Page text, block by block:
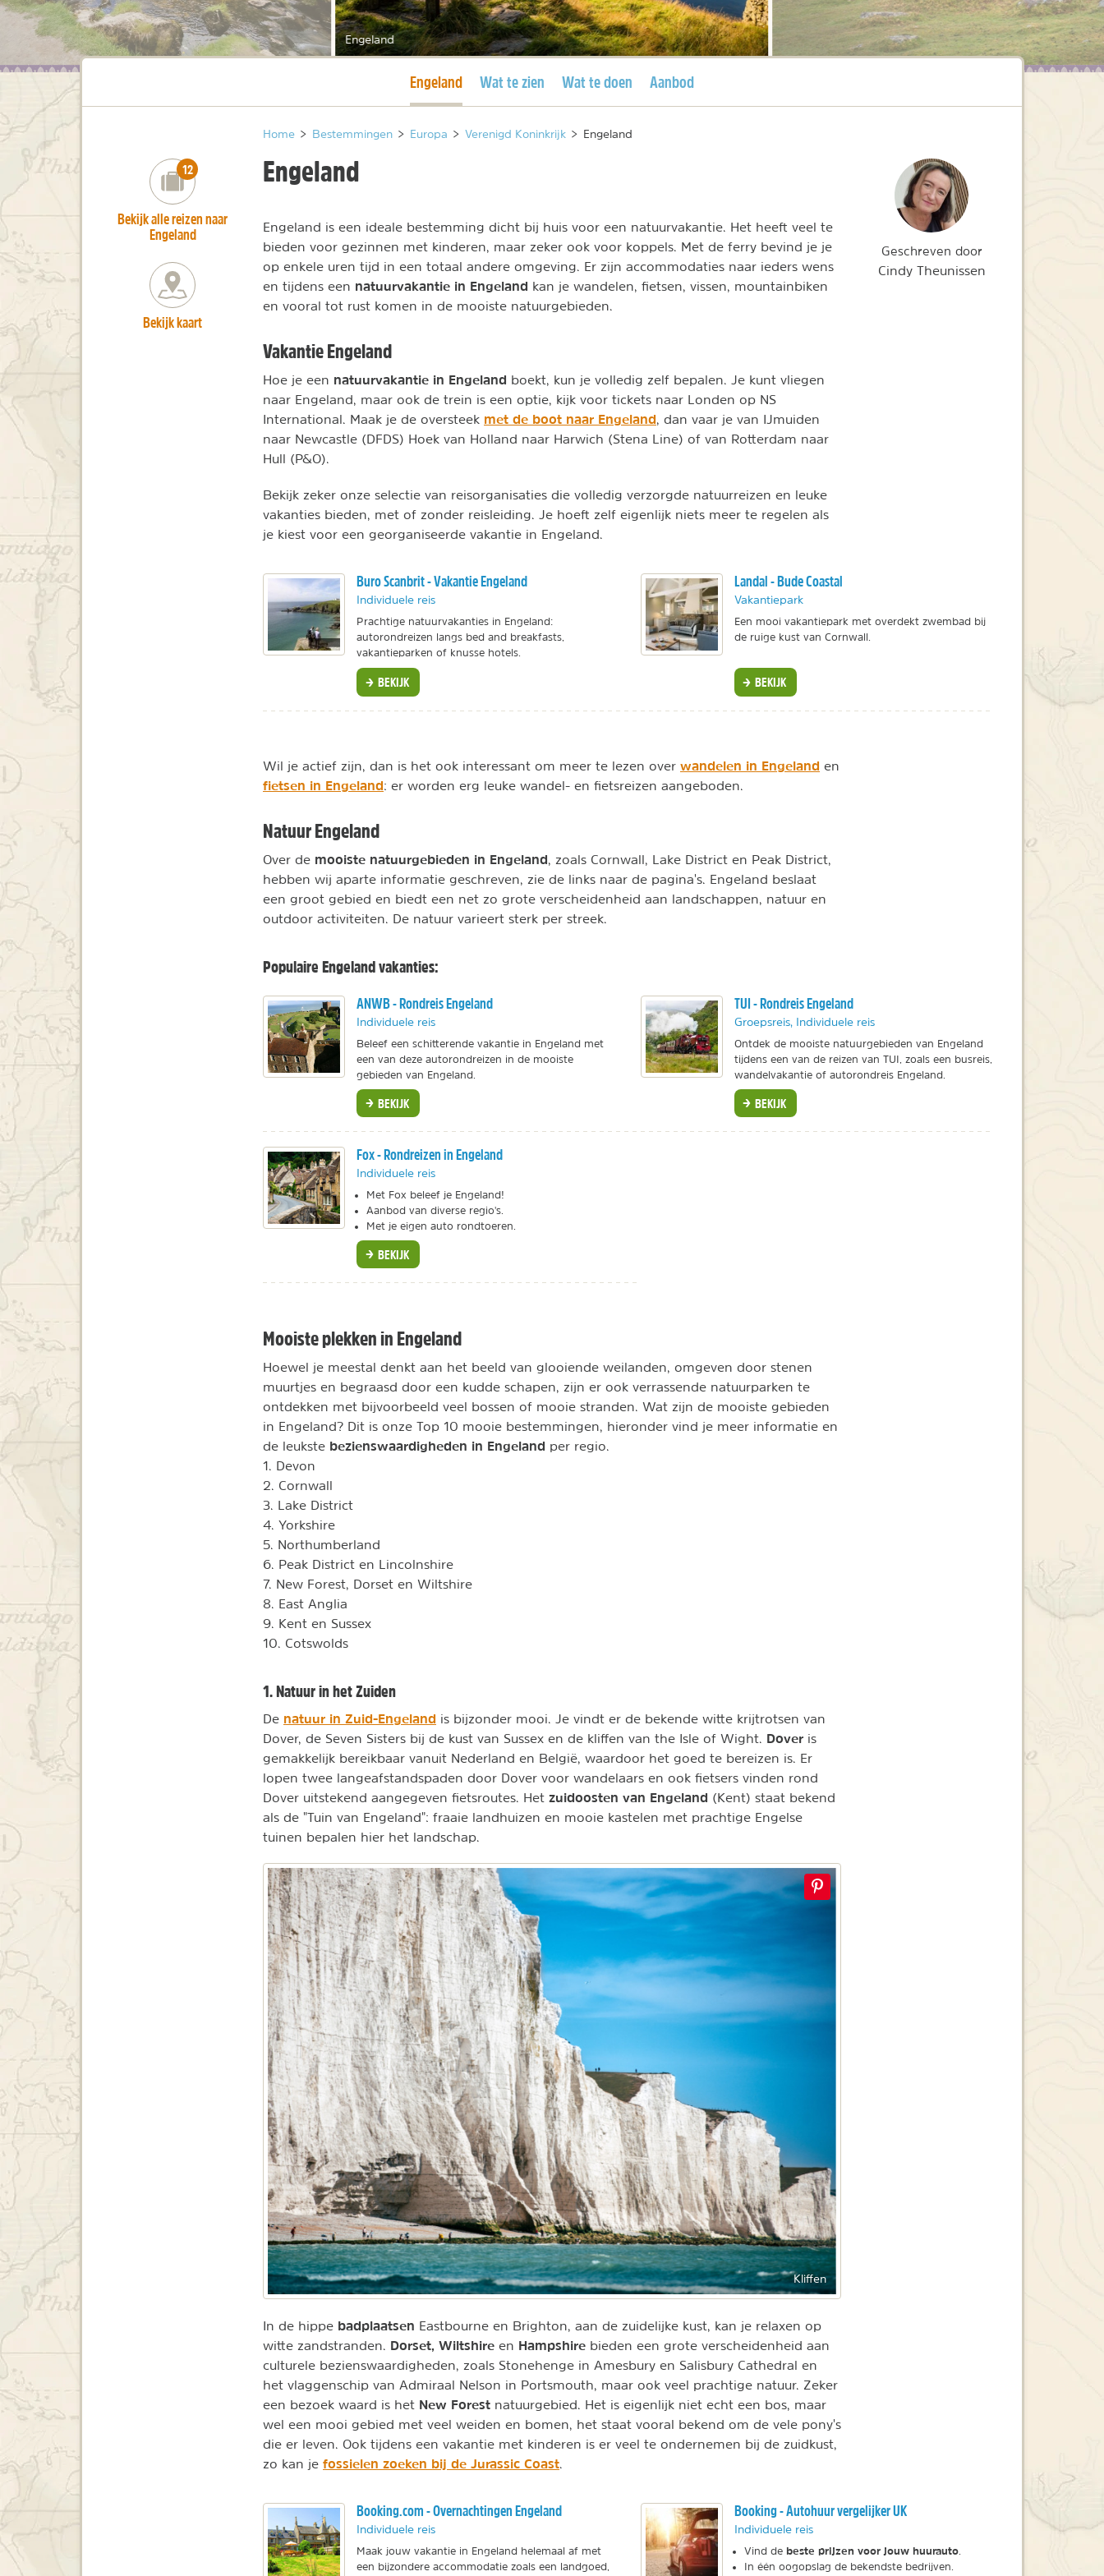
Engeland
Huidige pagina
Engeland Wat te zien Wat te doen Aanbod
Home > Bestemmingen > Europa > Verenigd Koninkrijk > Engeland
Engeland
Engeland is een ideale bestemming dicht bij huis voor een natuurvakantie. Het heeft veel te
bieden voor gezinnen met kinderen, maar zeker ook voor koppels. Met de ferry bevind je je
op enkele uren tijd in een totaal andere omgeving. Er zijn accommodaties naar ieders wens
en tijdens een natuurvakantie in Engeland kan je wandelen, fietsen, vissen, mountainbiken
en vooral tot rust komen in de mooiste natuurgebieden.
Vakantie Engeland
Hoe je een natuurvakantie in Engeland boekt, kun je volledig zelf bepalen. Je kunt vliegen
naar Engeland, maar ook de trein is een optie, kijk voor tickets naar Londen op NS
International. Maak je de oversteek met de boot naar Engeland, dan vaar je van IJmuiden
naar Newcastle (DFDS) Hoek van Holland naar Harwich (Stena Line) of van Rotterdam naar
Hull (P&O).
Bekijk zeker onze selectie van reisorganisaties die volledig verzorgde natuurreizen en leuke
vakanties bieden, met of zonder reisleiding. Je hoeft zelf eigenlijk niets meer te regelen als
je kiest voor een georganiseerde vakantie in Engeland.
Buro Scanbrit - Vakantie Engeland
Individuele reis
Prachtige natuurvakanties in Engeland:
autorondreizen langs bed and breakfasts,
vakantieparken of knusse hotels.
BEKIJK
Landal - Bude Coastal
Vakantiepark
Een mooi vakantiepark met overdekt zwembad bij
de ruige kust van Cornwall.
BEKIJK
Wil je actief zijn, dan is het ook interessant om meer te lezen over wandelen in Engeland en
fietsen in Engeland: er worden erg leuke wandel- en fietsreizen aangeboden.
Natuur Engeland
Over de mooiste natuurgebieden in Engeland , zoals Cornwall, Lake District en Peak District,
hebben wij aparte informatie geschreven, zie de links naar de pagina's. Engeland beslaat
een groot gebied en biedt een net zo grote verscheidenheid aan landschappen, natuur en
outdoor activiteiten. De natuur varieert sterk per streek.
Populaire Engeland vakanties:
ANWB - Rondreis Engeland
Individuele reis
Beleef een schitterende vakantie in Engeland met
een van deze autorondreizen in de mooiste
gebieden van Engeland.
BEKIJK
TUI - Rondreis Engeland
Groepsreis, Individuele reis
Ontdek de mooiste natuurgebieden van Engeland
tijdens een van de reizen van TUI, zoals een busreis,
wandelvakantie of autorondreis Engeland.
BEKIJK
Fox - Rondreizen in Engeland
Individuele reis
Met Fox beleef je Engeland!
Aanbod van diverse regio's.
Met je eigen auto rondtoeren.
BEKIJK
Mooiste plekken in Engeland
Hoewel je meestal denkt aan het beeld van glooiende weilanden, omgeven door stenen
muurtjes en begraasd door een kudde schapen, zijn er ook verrassende natuurparken te
ontdekken met bijvoorbeeld veel bossen of mooie stranden. Wat zijn de mooiste gebieden
in Engeland? Dit is onze Top 10 mooie bestemmingen, hieronder vind je meer informatie en
de leukste bezienswaardigheden in Engeland per regio.
1. Devon
2. Cornwall
3. Lake District
4. Yorkshire
5. Northumberland
6. Peak District en Lincolnshire
7. New Forest, Dorset en Wiltshire
8. East Anglia
9. Kent en Sussex
10. Cotswolds
1. Natuur in het Zuiden
De natuur in Zuid-Engeland is bijzonder mooi. Je vindt er de bekende witte krijtrotsen van
Dover, de Seven Sisters bij de kust van Sussex en de kliffen van the Isle of Wight. Dover is
gemakkelijk bereikbaar vanuit Nederland en België, waardoor het goed te bereizen is. Er
lopen twee langeafstandspaden door Dover voor wandelaars en ook fietsers vinden rond
Dover uitstekend aangegeven fietsroutes. Het zuidoosten van Engeland (Kent) staat bekend
als de "Tuin van Engeland": fraaie landhuizen en mooie kastelen met prachtige Engelse
tuinen bepalen hier het landschap.
Kliffen
In de hippe badplaatsen Eastbourne en Brighton, aan de zuidelijke kust, kan je relaxen op
witte zandstranden. Dorset, Wiltshire en Hampshire bieden een grote verscheidenheid aan
culturele bezienswaardigheden, zoals Stonehenge in Amesbury en Salisbury Cathedral en
het vlaggenschip van Admiraal Nelson in Portsmouth, maar ook veel prachtige natuur. Zeker
een bezoek waard is het New Forest natuurgebied. Het is eigenlijk niet echt een bos, maar
wel een mooi gebied met veel weiden en bomen, het staat vooral bekend om de vele pony's
die er leven. Ook tijdens een vakantie met kinderen is er veel te ondernemen bij de zuidkust,
zo kan je fossielen zoeken bij de Jurassic Coast
Booking.com - Overnachtingen Engeland
Individuele reis
Maak jouw vakantie in Engeland helemaal af met
een bijzondere accommodatie zoals een landgoed,
Booking - Autohuur vergelijker UK
Individuele reis
Vind de beste prijzen voor jouw huurauto.
In één oogopslag de bekendste bedrijven.
number_of_trips:
12
Bekijk alle reizen naar
Engeland
Bekijk kaart
Geschreven door
Cindy Theunissen